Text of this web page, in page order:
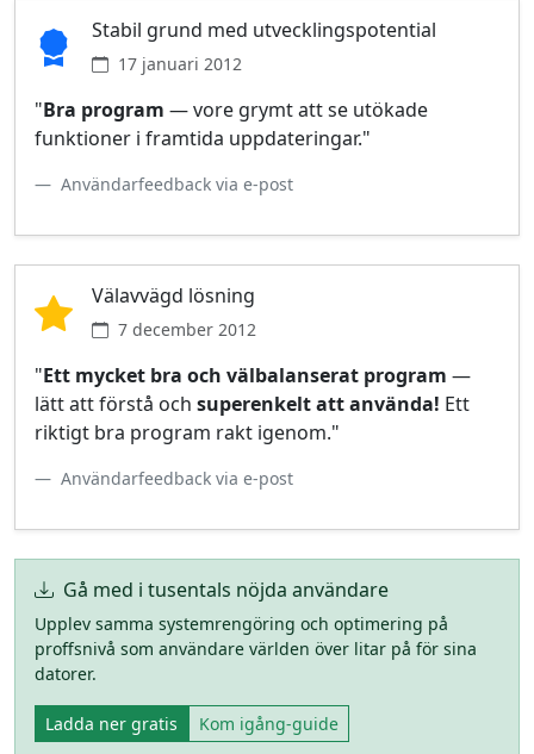
Stabil grund med utvecklingspotential
17 januari 2012
"Bra program — vore grymt att se utökade
funktioner i framtida uppdateringar."
Användarfeedback via e‑post
Välavvägd lösning
7 december 2012
"Ett mycket bra och välbalanserat program —
lätt att förstå och superenkelt att använda! Ett
riktigt bra program rakt igenom."
Användarfeedback via e‑post
Gå med i tusentals nöjda användare
Upplev samma systemrengöring och optimering på
proffsnivå som användare världen över litar på för sina
datorer.
Ladda ner gratis Kom igång‑guide